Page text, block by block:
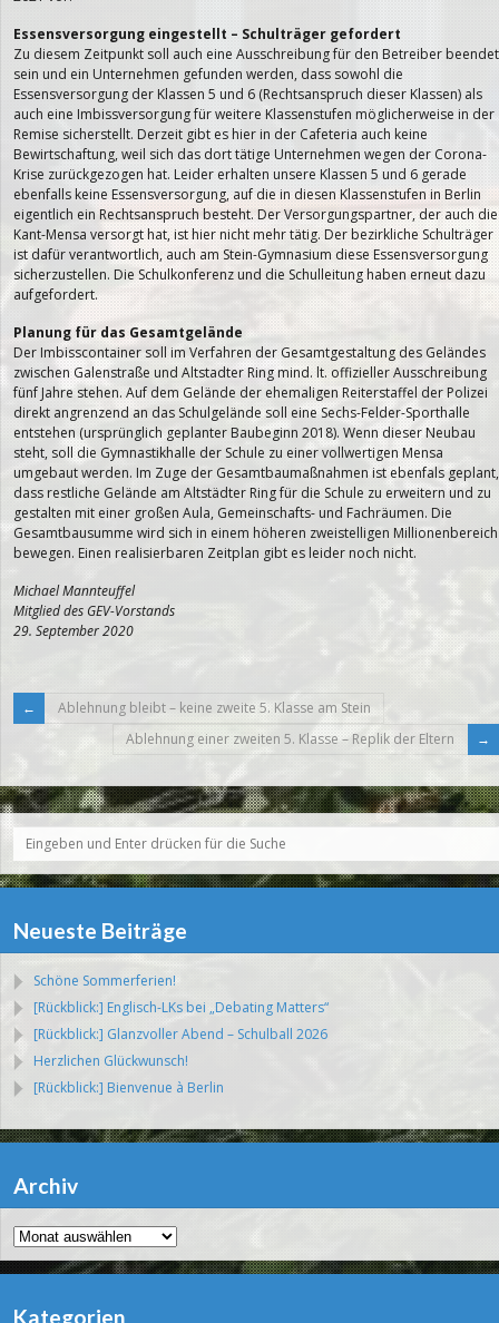
Essensversorgung eingestellt – Schulträger gefordert
Zu diesem Zeitpunkt soll auch eine Ausschreibung für den Betreiber beendet
sein und ein Unternehmen gefunden werden, dass sowohl die
Essensversorgung der Klassen 5 und 6 (Rechtsanspruch dieser Klassen) als
auch eine Imbissversorgung für weitere Klassenstufen möglicherweise in der
Remise sicherstellt. Derzeit gibt es hier in der Cafeteria auch keine
Bewirtschaftung, weil sich das dort tätige Unternehmen wegen der Corona-
Krise zurückgezogen hat. Leider erhalten unsere Klassen 5 und 6 gerade
ebenfalls keine Essensversorgung, auf die in diesen Klassenstufen in Berlin
eigentlich ein Rechtsanspruch besteht. Der Versorgungspartner, der auch die
Kant-Mensa versorgt hat, ist hier nicht mehr tätig. Der bezirkliche Schulträger
ist dafür verantwortlich, auch am Stein-Gymnasium diese Essensversorgung
sicherzustellen. Die Schulkonferenz und die Schulleitung haben erneut dazu
aufgefordert.
Planung für das Gesamtgelände
Der Imbisscontainer soll im Verfahren der Gesamtgestaltung des Geländes
zwischen Galenstraße und Altstadter Ring mind. lt. offizieller Ausschreibung
fünf Jahre stehen. Auf dem Gelände der ehemaligen Reiterstaffel der Polizei
direkt angrenzend an das Schulgelände soll eine Sechs-Felder-Sporthalle
entstehen (ursprünglich geplanter Baubeginn 2018). Wenn dieser Neubau
steht, soll die Gymnastikhalle der Schule zu einer vollwertigen Mensa
umgebaut werden. Im Zuge der Gesamtbaumaßnahmen ist ebenfals geplant,
dass restliche Gelände am Altstädter Ring für die Schule zu erweitern und zu
gestalten mit einer großen Aula, Gemeinschafts- und Fachräumen. Die
Gesamtbausumme wird sich in einem höheren zweistelligen Millionenbereich
bewegen. Einen realisierbaren Zeitplan gibt es leider noch nicht.
Michael Mannteuffel
Mitglied des GEV-Vorstands
29. September 2020
Ablehnung bleibt – keine zweite 5. Klasse am Stein
Ablehnung einer zweiten 5. Klasse – Replik der Eltern
Neueste Beiträge
Schöne Sommerferien!
[Rückblick:] Englisch-LKs bei „Debating Matters“
[Rückblick:] Glanzvoller Abend – Schulball 2026
Herzlichen Glückwunsch!
[Rückblick:] Bienvenue à Berlin
Archiv
Archiv
Kategorien